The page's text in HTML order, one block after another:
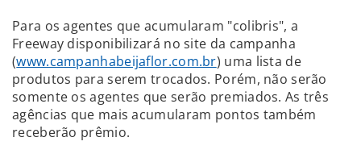
Para os agentes que acumularam "colibris", a
Freeway disponibilizará no site da campanha
(www.campanhabeijaflor.com.br) uma lista de
produtos para serem trocados. Porém, não serão
somente os agentes que serão premiados. As três
agências que mais acumularam pontos também
receberão prêmio.